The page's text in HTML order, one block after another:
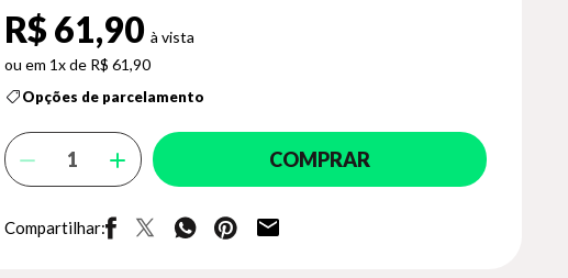
R$ 61,90
1x de R$ 61,90
Opções de parcelamento
COMPRAR
Compartilhar: